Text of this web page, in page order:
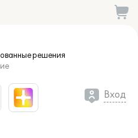
решения
Вход